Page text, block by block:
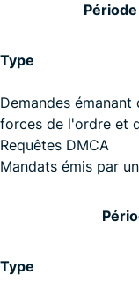
Type
Demandes
forces de l'ordre et
Requêtes DMCA
Mandats émis par
Type